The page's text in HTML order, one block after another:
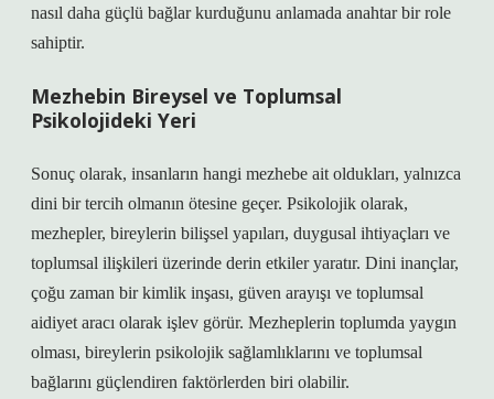
nasıl daha güçlü bağlar kurduğunu anlamada anahtar bir role
sahiptir.
Mezhebin Bireysel ve Toplumsal
Psikolojideki Yeri
Sonuç olarak, insanların hangi mezhebe ait oldukları, yalnızca
dini bir tercih olmanın ötesine geçer. Psikolojik olarak,
mezhepler, bireylerin bilişsel yapıları, duygusal ihtiyaçları ve
toplumsal ilişkileri üzerinde derin etkiler yaratır. Dini inançlar,
çoğu zaman bir kimlik inşası, güven arayışı ve toplumsal
aidiyet aracı olarak işlev görür. Mezheplerin toplumda yaygın
olması, bireylerin psikolojik sağlamlıklarını ve toplumsal
bağlarını güçlendiren faktörlerden biri olabilir.